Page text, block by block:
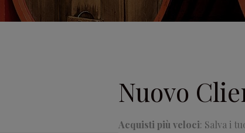
Nuovo
Acquisti più veloci: Salva i